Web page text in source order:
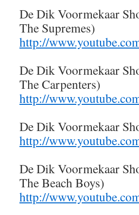
De Dik Voormekaar
The Supremes)
http://
De Dik Voormekaar
The Carpenters)
http://
De Dik Voormekaar
http://
De Dik Voormekaar
The Beach Boys)
http://